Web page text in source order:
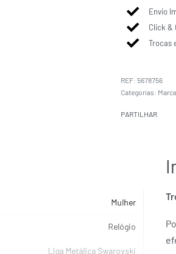
Envio
Click &
Trocas
5678756
Categorias:
PARTILHAR
Mulher
Relógio
Liga Metálica Swarovski